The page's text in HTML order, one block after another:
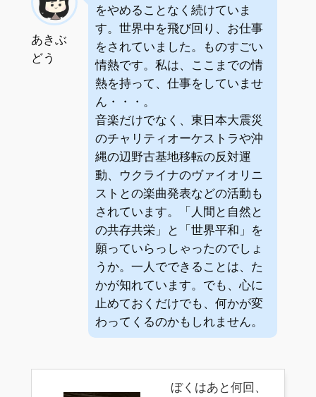
あきぶ
どう
をやめることなく続けていま
す。世界中を飛び回り、お仕事
をされていました。ものすごい
情熱です。私は、ここまでの情
熱を持って、仕事をしていませ
ん・・・。
音楽だけでなく、東日本大震災
のチャリティオーケストラや沖
縄の辺野古基地移転の反対運
動、ウクライナのヴァイオリニ
ストとの楽曲発表などの活動も
されています。「人間と自然と
の共存共栄」と「世界平和」を
願っていらっしゃったのでしょ
うか。一人でできることは、た
かが知れています。でも、心に
止めておくだけでも、何かが変
わってくるのかもしれません。
ぼくはあと何回、